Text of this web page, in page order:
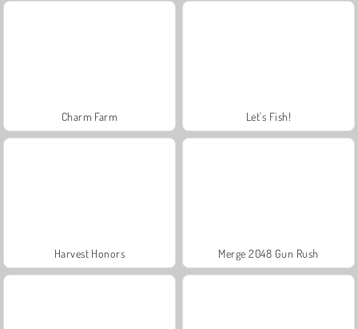
Charm Farm Let's Fish!
Harvest Honors Merge 2048 Gun Rush